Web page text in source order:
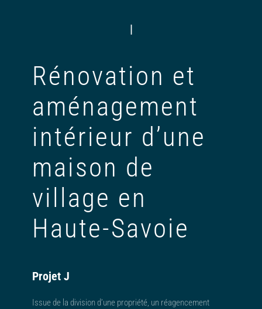
|
Rénovation et
aménagement
intérieur d’une
maison de
village en
Haute-Savoie
Projet J
Issue de la division d’une propriété, un réagencement